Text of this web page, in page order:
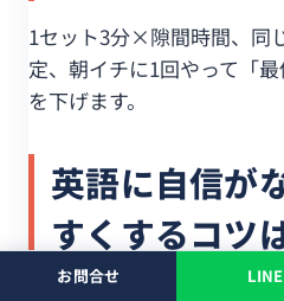
お問合せ LINE
1セット3分×隙間時間、同
定、朝イチに1回やって「
を下げます。
英語に自信が
すくするコツ